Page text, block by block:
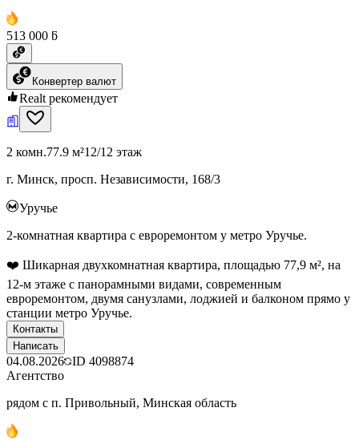
513 000 ƃ
Конвертер валют
Realt рекомендует
2 комн.77.9 м²12/12 этаж
г. Минск, просп. Независимости, 168/3
Уручье
2-комнатная квартира с евроремонтом у метро Уручье.
❤️ Шикарная двухкомнатная квартира, площадью 77,9 м², на
12-м этаже с панорамными видами, современным
евроремонтом, двумя санузлами, лоджией и балконом прямо у
станции метро Уручье.
Контакты
Написать
04.08.2026 ID 4098874
Агентство
рядом с п. Привольный, Минская область